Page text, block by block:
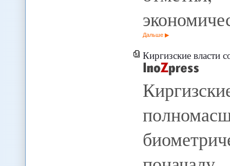
Дальше
Киргизские власти